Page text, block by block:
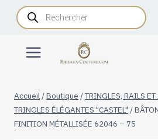
AllerRecherche
de
produits
Accueil /Boutique /TRINGLES, RAILS
TRINGLES ÉLÉGANTES "CASTEL" /
FINITION MÉTALLISÉE 62046 – 75